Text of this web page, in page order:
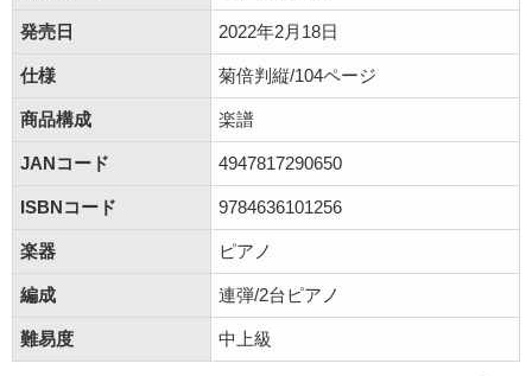
発売日 2022年2月18日
仕様 菊倍判縦/104ページ
商品構成 楽譜
JANコード 4947817290650
ISBNコード 9784636101256
楽器 ピアノ
編成 連弾/2台ピアノ
難易度 中上級